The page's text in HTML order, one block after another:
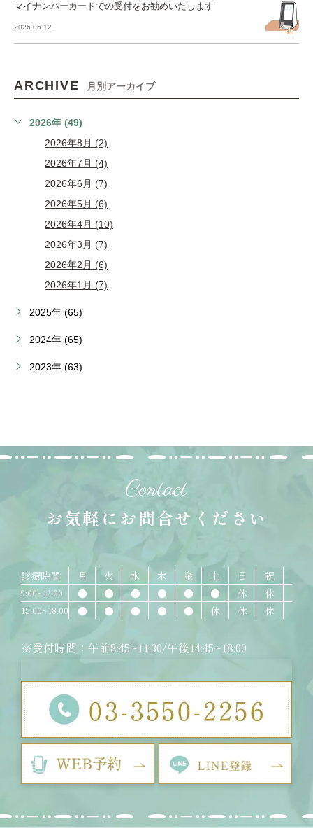
マイナンバーカードでの受付をお勧めいたします
2026.06.12
ARCHIVE 月別アーカイブ
2026年 (49)
2026年8月 (2)
2026年7月 (4)
2026年6月 (7)
2026年5月 (6)
2026年4月 (10)
2026年3月 (7)
2026年2月 (6)
2026年1月 (7)
2025年 (65)
2024年 (65)
2023年 (63)
Contact
お気軽にお問合せください
診療時間 月 火 水 木 金 土 日 祝
9:00~12:00 ● ● ● ● ● ● 休 休
15:00~18:00 ● ● ● ● ● 休 休 休
※受付時間：午前8:45~11:30/午後14:45~18:00